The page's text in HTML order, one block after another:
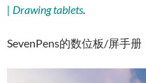
| Drawing tablets.
SevenPens的数位板/屏手册